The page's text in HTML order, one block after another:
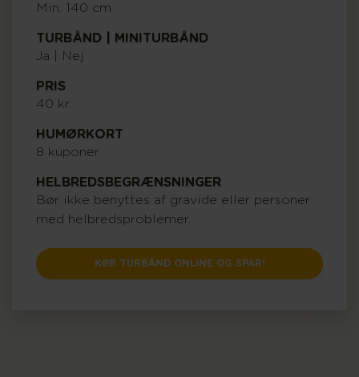
Min. 140 cm
TURBÅND | MINITURBÅND
Ja | Nej
PRIS
40 kr.
HUMØRKORT
8 kuponer
HELBREDSBEGRÆNSNINGER
Bør ikke benyttes af gravide eller personer
med helbredsproblemer.
KØB TURBÅND ONLINE OG SPAR!